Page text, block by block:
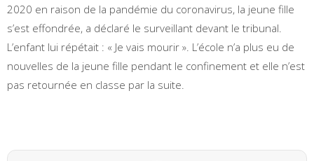
2020 en raison de la pandémie du coronavirus, la jeune fille
s’est effondrée, a déclaré le surveillant devant le tribunal.
L’enfant lui répétait : « Je vais mourir ». L’école n’a plus eu de
nouvelles de la jeune fille pendant le confinement et elle n’est
pas retournée en classe par la suite.